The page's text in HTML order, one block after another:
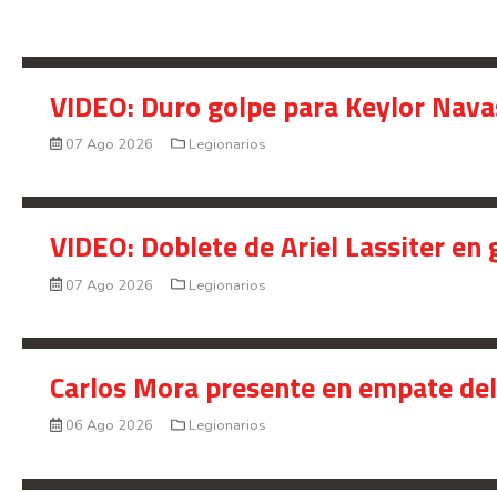
VIDEO: Duro golpe para Keylor
07 Ago 2026 Legionarios
VIDEO: Doblete de Ariel Lassiter
07 Ago 2026 Legionarios
Carlos Mora presente en empate
06 Ago 2026 Legionarios